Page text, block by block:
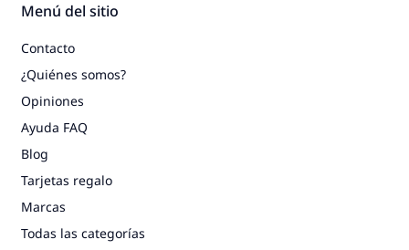
Menú del sitio
Contacto
¿Quiénes somos?
Opiniones
Ayuda FAQ
Blog
Tarjetas regalo
Marcas
Todas las categorías